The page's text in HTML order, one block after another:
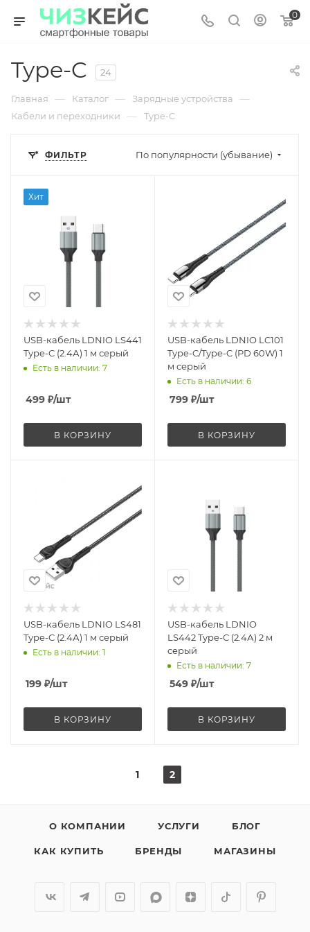
0
Type-C 24
Главная — Каталог — Зарядные устройства —
Кабели и переходники — Type-C
ФИЛЬТР По популярности (убывание)
Хит
USB-кабель LDNIO LS441
Type-C (2.4А) 1 м серый
Есть в наличии: 7
499 ₽/шт
В КОРЗИНУ
USB-кабель LDNIO LC101
Type-C/Type-C (PD 60W) 1
м серый
Есть в наличии: 6
799 ₽/шт
В КОРЗИНУ
USB-кабель LDNIO LS481
Type-C (2.4А) 1 м серый
Есть в наличии: 1
199 ₽/шт
В КОРЗИНУ
USB-кабель LDNIO
LS442 Type-C (2.4А) 2 м
серый
Есть в наличии: 7
549 ₽/шт
В КОРЗИНУ
1 2
О КОМПАНИИ УСЛУГИ БЛОГ
КАК КУПИТЬ БРЕНДЫ МАГАЗИНЫ